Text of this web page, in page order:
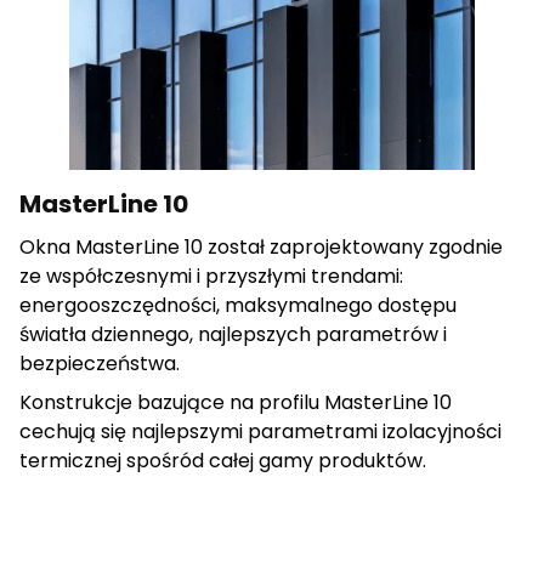
cenne dla wydawców i reklamodawców strony trzeciej.
Nieklasyfikowane
Nieklasyfikowane pliki cookie, to pliki, które są w procesie
klasyfikowania, wraz z dostawcami poszczególnych
Odrzuć wszystkie
Zapisz moje preferencje
MasterLine 10
Okna MasterLine 10 został zaprojektowany zgodnie
ze współczesnymi i przyszłymi trendami:
energooszczędności, maksymalnego dostępu
światła dziennego, najlepszych parametrów i
bezpieczeństwa.
Konstrukcje bazujące na profilu MasterLine 10
cechują się najlepszymi parametrami izolacyjności
termicznej spośród całej gamy produktów.